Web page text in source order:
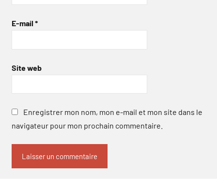
E-mail *
Site web
Enregistrer mon nom, mon e-mail et mon site dans le
navigateur pour mon prochain commentaire.